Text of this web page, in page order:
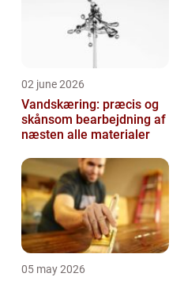
02 june 2026
Vandskæring: præcis og
skånsom bearbejdning af
næsten alle materialer
05 may 2026